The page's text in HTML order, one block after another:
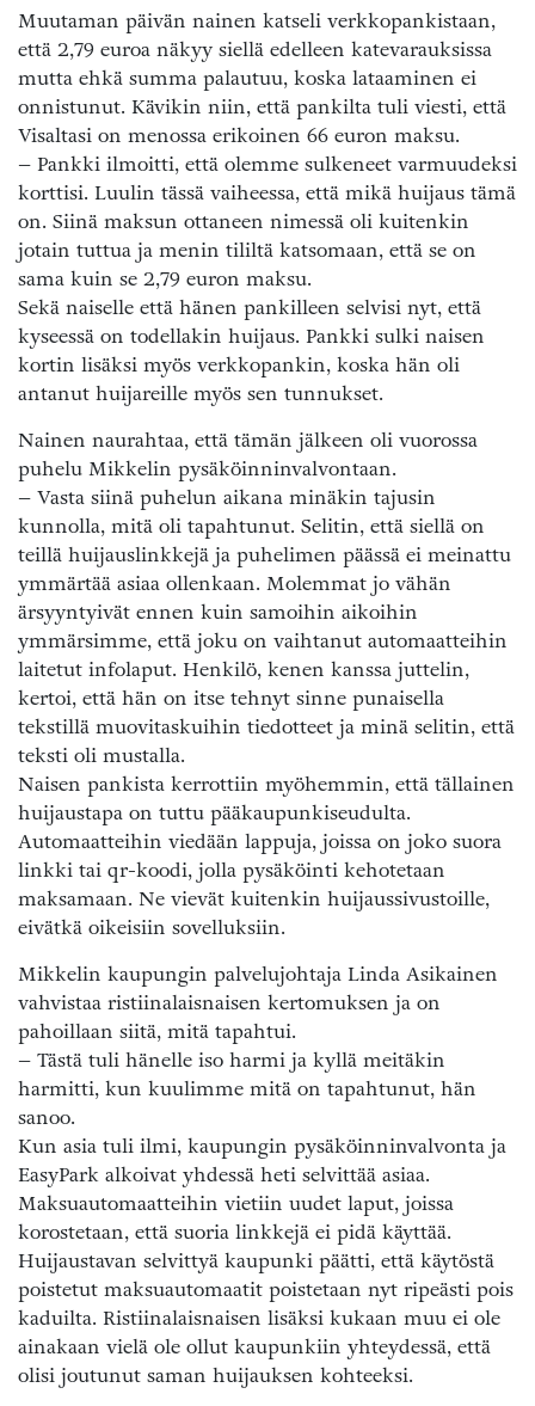
Muutaman päivän nainen katseli verkkopankistaan,
että 2,79 euroa näkyy siellä edelleen katevarauksissa
mutta ehkä summa palautuu, koska lataaminen ei
onnistunut. Kävikin niin, että pankilta tuli viesti, että
Visaltasi on menossa erikoinen 66 euron maksu.
– Pankki ilmoitti, että olemme sulkeneet varmuudeksi
korttisi. Luulin tässä vaiheessa, että mikä huijaus tämä
on. Siinä maksun ottaneen nimessä oli kuitenkin
jotain tuttua ja menin tililtä katsomaan, että se on
sama kuin se 2,79 euron maksu.
Sekä naiselle että hänen pankilleen selvisi nyt, että
kyseessä on todellakin huijaus. Pankki sulki naisen
kortin lisäksi myös verkkopankin, koska hän oli
antanut huijareille myös sen tunnukset.
Nainen naurahtaa, että tämän jälkeen oli vuorossa
puhelu Mikkelin pysäköinninvalvontaan.
– Vasta siinä puhelun aikana minäkin tajusin
kunnolla, mitä oli tapahtunut. Selitin, että siellä on
teillä huijauslinkkejä ja puhelimen päässä ei meinattu
ymmärtää asiaa ollenkaan. Molemmat jo vähän
ärsyyntyivät ennen kuin samoihin aikoihin
ymmärsimme, että joku on vaihtanut automaatteihin
laitetut infolaput. Henkilö, kenen kanssa juttelin,
kertoi, että hän on itse tehnyt sinne punaisella
tekstillä muovitaskuihin tiedotteet ja minä selitin, että
teksti oli mustalla.
Naisen pankista kerrottiin myöhemmin, että tällainen
huijaustapa on tuttu pääkaupunkiseudulta.
Automaatteihin viedään lappuja, joissa on joko suora
linkki tai qr-koodi, jolla pysäköinti kehotetaan
maksamaan. Ne vievät kuitenkin huijaussivustoille,
eivätkä oikeisiin sovelluksiin.
Mikkelin kaupungin palvelujohtaja Linda Asikainen
vahvistaa ristiinalaisnaisen kertomuksen ja on
pahoillaan siitä, mitä tapahtui.
– Tästä tuli hänelle iso harmi ja kyllä meitäkin
harmitti, kun kuulimme mitä on tapahtunut, hän
sanoo.
Kun asia tuli ilmi, kaupungin pysäköinninvalvonta ja
EasyPark alkoivat yhdessä heti selvittää asiaa.
Maksuautomaatteihin vietiin uudet laput, joissa
korostetaan, että suoria linkkejä ei pidä käyttää.
Huijaustavan selvittyä kaupunki päätti, että käytöstä
poistetut maksuautomaatit poistetaan nyt ripeästi pois
kaduilta. Ristiinalaisnaisen lisäksi kukaan muu ei ole
ainakaan vielä ole ollut kaupunkiin yhteydessä, että
olisi joutunut saman huijauksen kohteeksi.